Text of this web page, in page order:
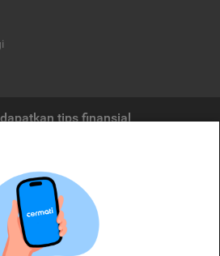
tips finansial
agregasi jasa keuangan yang terdaftar di
atau layanan jasa keuangan yang
produk dan/atau layanan jasa keuangan yang
tidak bertanggung jawab atas tuntutan